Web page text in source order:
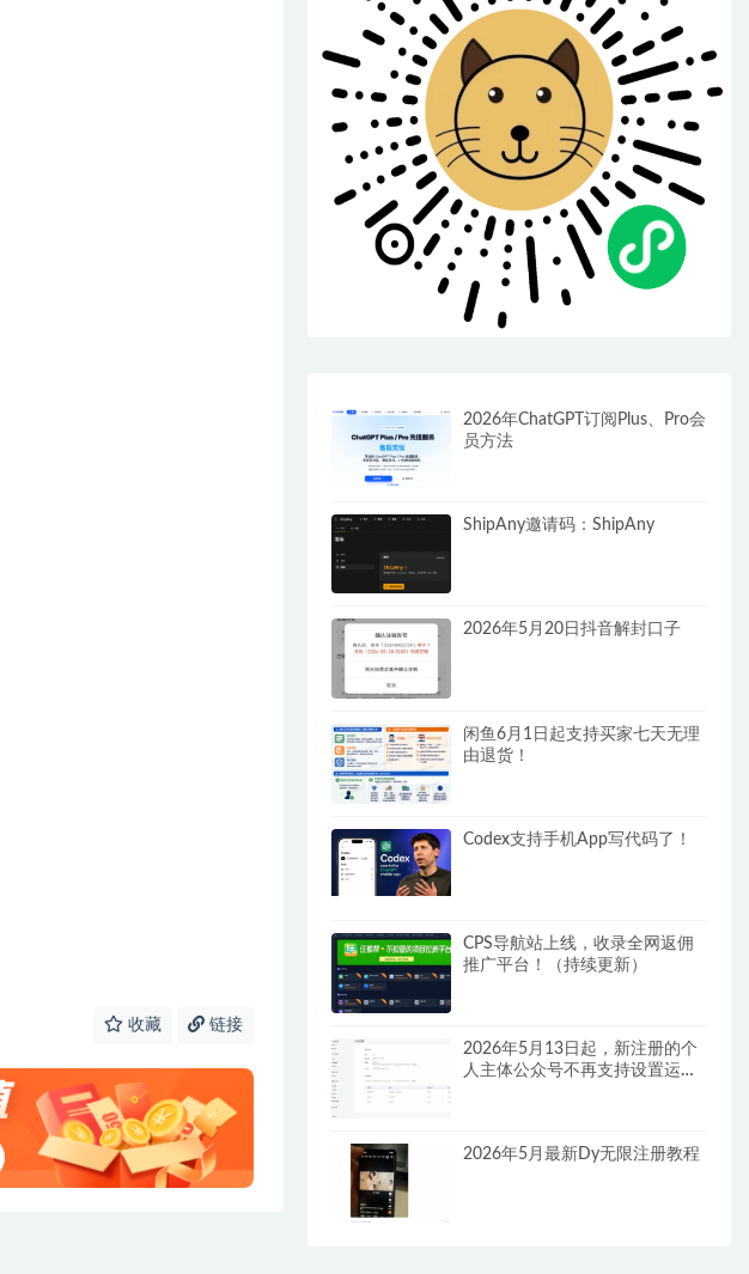
收藏 链接
2026年ChatGPT订阅Plus、Pro会
员方法
ShipAny邀请码：ShipAny
2026年5月20日抖音解封口子
闲鱼6月1日起支持买家七天无理
由退货！
Codex支持手机App写代码了！
CPS导航站上线，收录全网返佣
推广平台！（持续更新）
2026年5月13日起，新注册的个
人主体公众号不再支持设置运营
2026年5月最新Dy无限注册教程